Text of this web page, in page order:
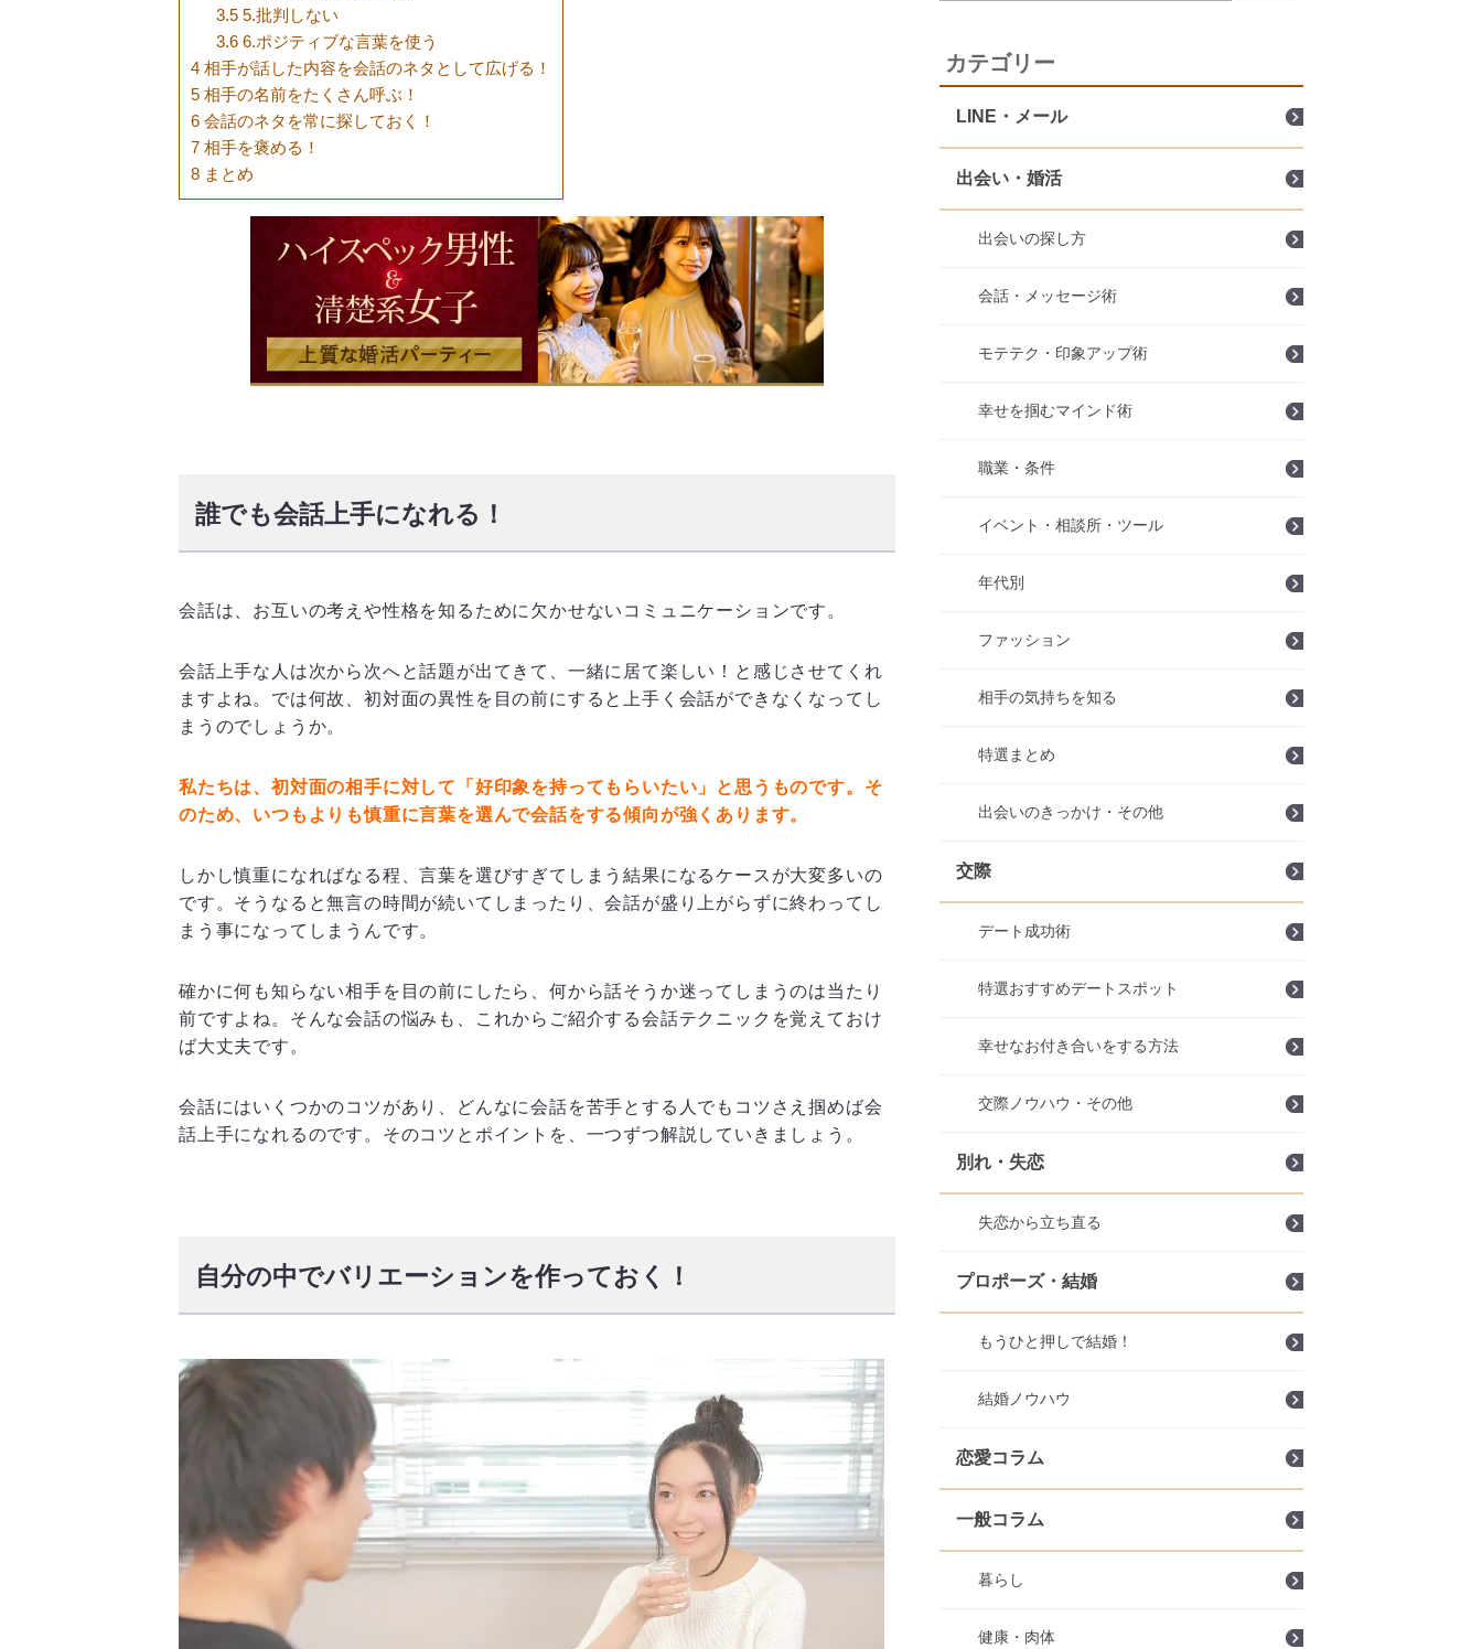
3.55.批判しない
3.66.ポジティブな言葉を使う
4 相手が話した内容を会話のネタとして広げる！
5 相手の名前をたくさん呼ぶ！
6 会話のネタを常に探しておく！
7 相手を褒める！
8 まとめ
誰でも会話上手になれる！
会話は、お互いの考えや性格を知るために欠かせないコミュニケーションです。
会話上手な人は次から次へと話題が出てきて、一緒に居て楽しい！と感じさせてくれ
ますよね。では何故、初対面の異性を目の前にすると上手く会話ができなくなってし
まうのでしょうか。
私たちは、初対面の相手に対して「好印象を持ってもらいたい」と思うものです。そ
のため、いつもよりも慎重に言葉を選んで会話をする傾向が強くあります。
しかし慎重になればなる程、言葉を選びすぎてしまう結果になるケースが大変多いの
です。そうなると無言の時間が続いてしまったり、会話が盛り上がらずに終わってし
まう事になってしまうんです。
確かに何も知らない相手を目の前にしたら、何から話そうか迷ってしまうのは当たり
前ですよね。そんな会話の悩みも、これからご紹介する会話テクニックを覚えておけ
ば大丈夫です。
会話にはいくつかのコツがあり、どんなに会話を苦手とする人でもコツさえ掴めば会
話上手になれるのです。そのコツとポイントを、一つずつ解説していきましょう。
自分の中でバリエーションを作っておく！
カテゴリー
LINE・メール
出会い・婚活
出会いの探し方
会話・メッセージ術
モテテク・印象アップ術
幸せを掴むマインド術
職業・条件
イベント・相談所・ツール
年代別
ファッション
相手の気持ちを知る
特選まとめ
出会いのきっかけ・その他
交際
デート成功術
特選おすすめデートスポット
幸せなお付き合いをする方法
交際ノウハウ・その他
別れ・失恋
失恋から立ち直る
プロポーズ・結婚
もうひと押しで結婚！
結婚ノウハウ
恋愛コラム
一般コラム
暮らし
健康・肉体